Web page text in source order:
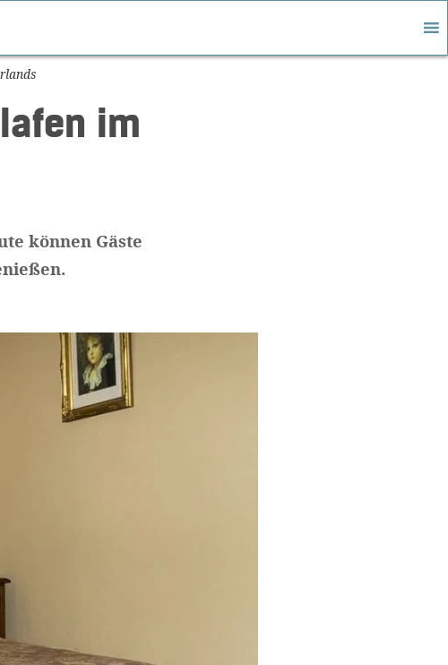
im
können Gäste